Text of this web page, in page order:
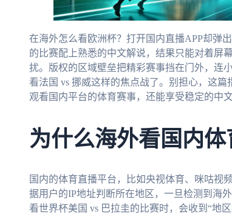
在海外怎么看欧洲杯？打开国内直播APP却弹
的比赛配上熟悉的中文解说，结果只能对着
扰。版权的区域壁垒把精彩赛事挡在门外，连
看法国 vs 挪威这样的焦点战了。别担心，这
观看国内平台的体育赛事，还能享受稳定的中
为什么海外看国内体
国内的体育直播平台，比如央视体育、咪咕视
据用户的IP地址判断所在地区，一旦检测到海
看世界杯美国 vs 巴拉圭的比赛时，会收到“地